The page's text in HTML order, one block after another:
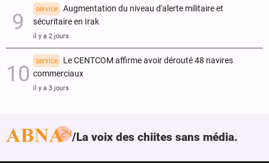
service
Augmentation du niveau d'alerte militaire et
sécuritaire en Irak
il y a 2 jours
service
Le CENTCOM affirme avoir dérouté 48 navires
commerciaux
il y a 3 jours
La voix des chiites sans média.